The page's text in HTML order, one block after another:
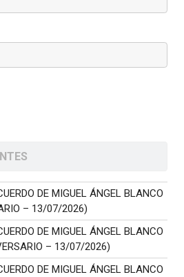
DE MIGUEL ÁNGEL BLANCO
– 13/07/2026)
DE MIGUEL ÁNGEL BLANCO
– 13/07/2026)
DE MIGUEL ÁNGEL BLANCO